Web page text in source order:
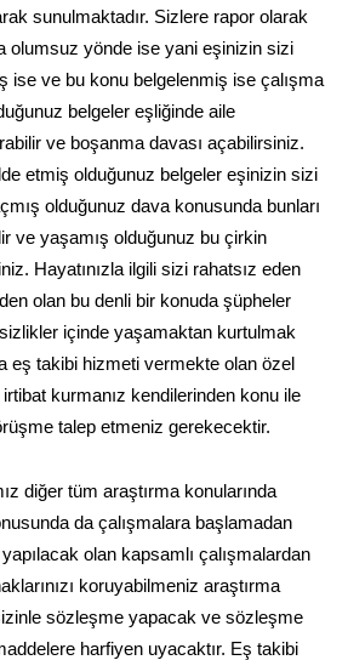
sunulmaktadır. Sizlere rapor olarak
olumsuz yönde ise yani eşinizin sizi
ise ve bu konu belgelenmiş ise çalışma
belgeler eşliğinde aile
ve boşanma davası açabilirsiniz.
etmiş olduğunuz belgeler eşinizin sizi
olduğunuz dava konusunda bunları
ve yaşamış olduğunuz bu çirkin
Hayatınızla ilgili sizi rahatsız eden
olan bu denli bir konuda şüpheler
içinde yaşamaktan kurtulmak
eş takibi hizmeti vermekte olan özel
kurmanız kendilerinden konu ile
talep etmeniz gerekecektir.
diğer tüm araştırma konularında
da çalışmalara başlamadan
olan kapsamlı çalışmalardan
koruyabilmeniz araştırma
sözleşme yapacak ve sözleşme
harfiyen uyacaktır. Eş takibi